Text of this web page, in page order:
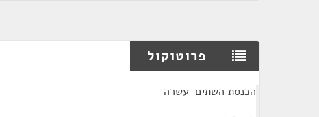
פרוטוקול
הכנסת השתים-עשרה